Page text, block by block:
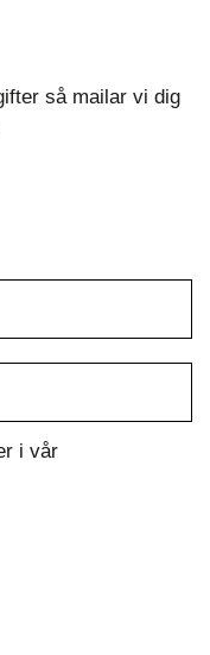
så mailar vi dig
i vår